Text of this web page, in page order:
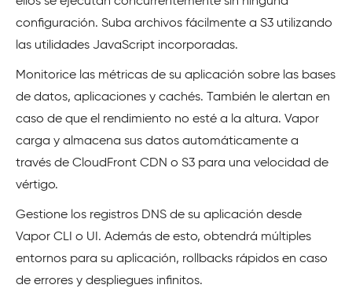
configuración. Suba archivos fácilmente a S3 utilizando
las utilidades JavaScript incorporadas.
Monitorice las métricas de su aplicación sobre las bases
de datos, aplicaciones y cachés. También le alertan en
caso de que el rendimiento no esté a la altura. Vapor
carga y almacena sus datos automáticamente a
través de CloudFront CDN o S3 para una velocidad de
vértigo.
Gestione los registros DNS de su aplicación desde
Vapor CLI o UI. Además de esto, obtendrá múltiples
entornos para su aplicación, rollbacks rápidos en caso
de errores y despliegues infinitos.